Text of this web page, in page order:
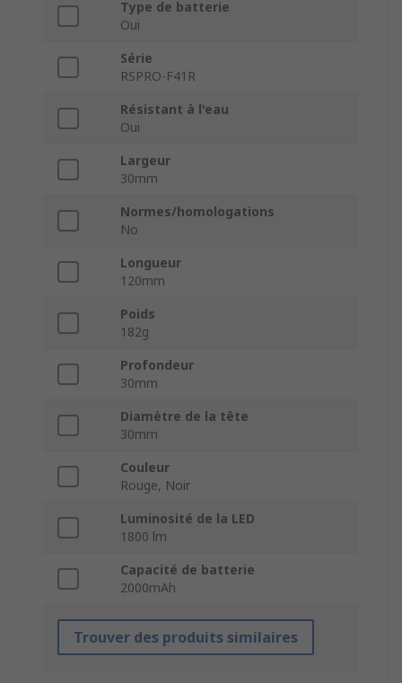
Type de batterie
Oui
Série
RSPRO-F41R
Résistant à l'eau
Oui
Largeur
30mm
Normes/homologations
No
Longueur
120mm
Poids
182g
Profondeur
30mm
Diamètre de la tête
30mm
Couleur
Rouge, Noir
Luminosité de la LED
1800 lm
Capacité de batterie
2000mAh
Trouver des produits similaires